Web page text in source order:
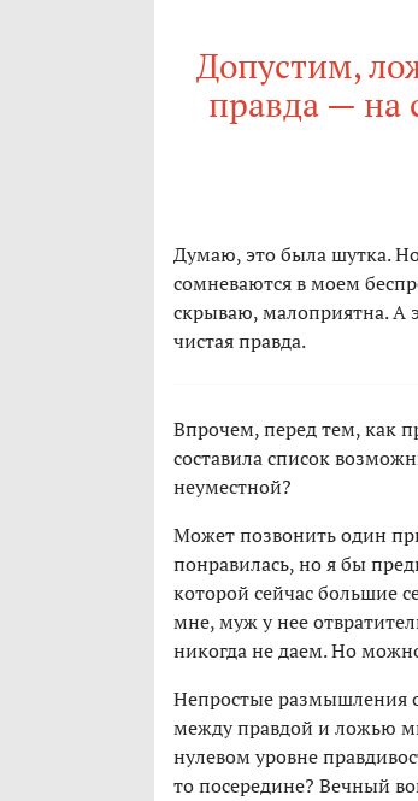
Допустим,
правда — на
Думаю, это была шутка.
сомневаются в моем
скрываю, малоприятна. А
чистая правда.
Впрочем, перед тем, как
составила список
неуместной?
Может позвонить один
понравилась, но я бы
которой сейчас большие
мне, муж у нее
никогда не даем. Но
Непростые размышления
между правдой и ложью
нулевом уровне
то посередине? Вечный